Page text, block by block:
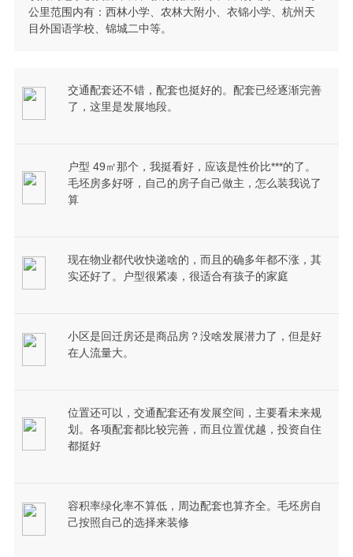
公里范围内有：西林小学、农林大附小、衣锦小学、杭州天
目外国语学校、锦城二中等。
交通配套还不错，配套也挺好的。配套已经逐渐完善
了，这里是发展地段。
户型 49㎡那个，我挺看好，应该是性价比***的了。
毛坯房多好呀，自己的房子自己做主，怎么装我说了
算
现在物业都代收快递啥的，而且的确多年都不涨，其
实还好了。户型很紧凑，很适合有孩子的家庭
小区是回迁房还是商品房？没啥发展潜力了，但是好
在人流量大。
位置还可以，交通配套还有发展空间，主要看未来规
划。各项配套都比较完善，而且位置优越，投资自住
都挺好
容积率绿化率不算低，周边配套也算齐全。毛坯房自
己按照自己的选择来装修